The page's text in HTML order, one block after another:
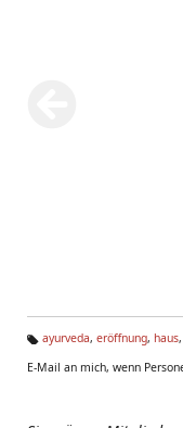
g
ayurveda, eröffnung, haus,
E-Mail an mich, wenn